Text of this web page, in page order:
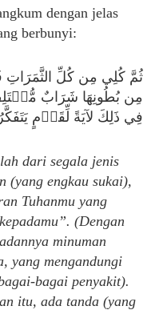
dengan jelas
berbunyi:
ثُمَّ كُلِي مِن كُلِّ
مِن بُطُونِهَا شَرَابٌ
فِي ذَلِكَ لآيَةً لِّقَوۡمٍ
dari segala jenis
(yang engkau sukai),
Tuhanmu yang
(Dengan
minuman
yang mengandungi
bagai penyakit).
itu, ada tanda (yang